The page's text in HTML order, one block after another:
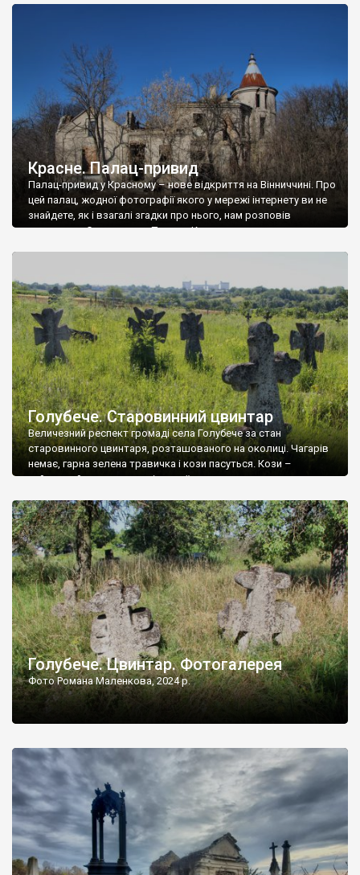
Красне. Палац-привид
Палац-привид у Красному – нове відкриття на Вінниччині. Про
цей палац, жодної фотографії якого у мережі інтернету ви не
знайдете, як і взагалі згадки про нього, нам розповів
мешканець Самгородка. Палац у Красному вразив не лише
Голубече. Старовинний цвинтар
Величезний респект громаді села Голубече за стан
старовинного цвинтаря, розташованого на околиці. Чагарів
немає, гарна зелена травичка і кози пасуться. Кози –
найкращий регулятор шкідливої, для старих кладовищ,
бруньками, кози ті бруньки обгризають, бо то улюблений
делікатес. На цвинтарі у Голубечому ціла колекція
різноманітних форм хрестів. Село відносно невелике, […]
Голубече. Цвинтар. Фотогалерея
Фото Романа Маленкова, 2024 р.